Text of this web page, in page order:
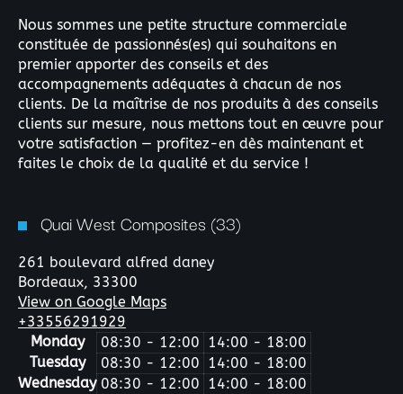
Nous sommes une petite structure commerciale
constituée de passionnés(es) qui souhaitons en
premier apporter des conseils et des
accompagnements adéquates à chacun de nos
clients. De la maîtrise de nos produits à des conseils
clients sur mesure, nous mettons tout en œuvre pour
votre satisfaction — profitez-en dès maintenant et
faites le choix de la qualité et du service !
Quai West Composites (33)
261 boulevard alfred daney
Bordeaux, 33300
View on Google Maps
+33556291929
Monday
08:30 - 12:00 14:00 - 18:00
Tuesday
08:30 - 12:00 14:00 - 18:00
Wednesday 08:30 - 12:00 14:00 - 18:00